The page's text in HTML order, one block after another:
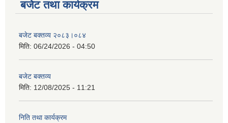
बजेट तथा कार्यक्रम
बजेट बक्तव्य २०८३।०८४
मिति: 06/24/2026 - 04:50
बजेट बक्तव्य
मिति: 12/08/2025 - 11:21
निति तथा कार्यक्रम